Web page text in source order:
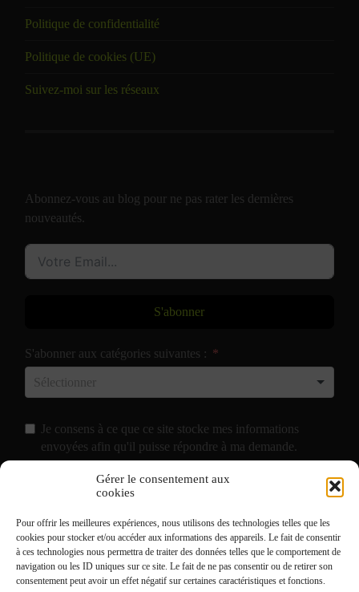
Gérer le consentement aux
cookies
Pour offrir les meilleures expériences, nous utilisons des technologies telles que les
cookies pour stocker et/ou accéder aux informations des appareils. Le fait de consentir
à ces technologies nous permettra de traiter des données telles que le comportement de
navigation ou les ID uniques sur ce site. Le fait de ne pas consentir ou de retirer son
consentement peut avoir un effet négatif sur certaines caractéristiques et fonctions.
Politique de confidentialité
Politique de cookies (UE)
Suivez-moi sur les réseaux
Abonnez-vous au blog pour ne pas rater les dernières
nouveautés.
S'abonner
S'abonner aux catégories suivantes :
Je consens à ce que ce site stocke mes informations
envoyées afin qu'il puisse répondre à ma demande.
J'accepte de recevoir vos e-mails et confirme avoir pris
Mentions Légales.